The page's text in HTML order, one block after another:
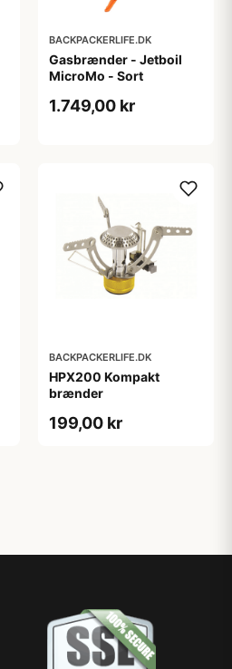
BACKPACKERLIFE.DK
Gasbrænder - Jetboil
MicroMo - Sort
1.749,00 kr
BACKPACKERLIFE.DK
HPX200 Kompakt
brænder
199,00 kr